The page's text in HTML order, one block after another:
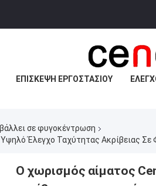
ΕΠΙΣΚΕΨΉ ΕΡΓΟΣΤΑΣΊΟΥ
σε φυγοκέντρωση
Έλεγχο Ταχύτητας Ακρίβειας
Ο χωρισμός αίματος